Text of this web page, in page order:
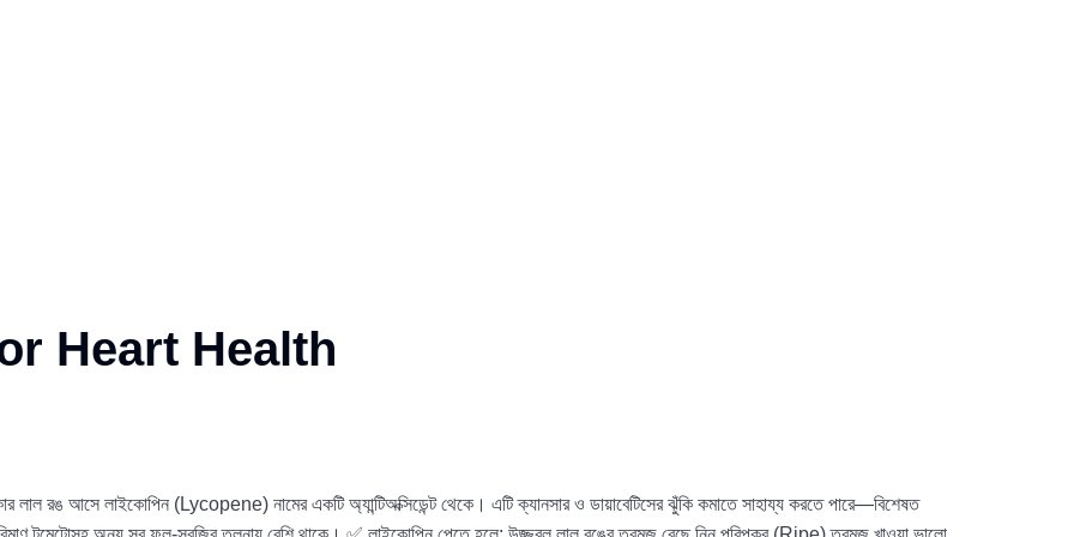
Heart Health
আসে লাইকোপিন (Lycopene) নামের একটি অ্যান্টিঅক্সিডেন্ট থেকে। এটি ক্যানসার ও ডায়াবেটিসের ঝুঁকি কমাতে সাহায্য করতে পারে—বিশেষত